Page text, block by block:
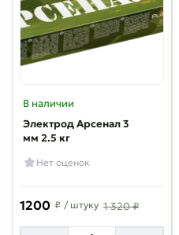
В наличии
Электрод Арсенал 3
мм 2.5 кг
Нет оценок
1200 ₽ / штуку 1 320 ₽